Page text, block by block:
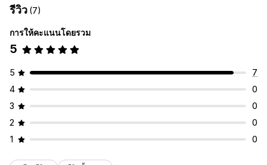
รีวิว (7)
การให้คะแนนโดยรวม
5
5
7
4
0
3
0
2
0
1
0